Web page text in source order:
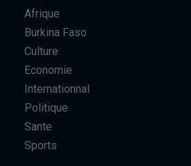
Afrique
Burkina Faso
Culture
Economie
Internationnal
Politique
Sante
Sports